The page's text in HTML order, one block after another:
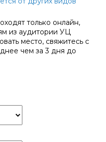
также заказчикам на
партнёра, участия
Нам важно,
госзакупок, но
выгодную сделку до
поможем!
только онлайн,
из аудитории УЦ
место, свяжитесь с
чем за 3 дня до